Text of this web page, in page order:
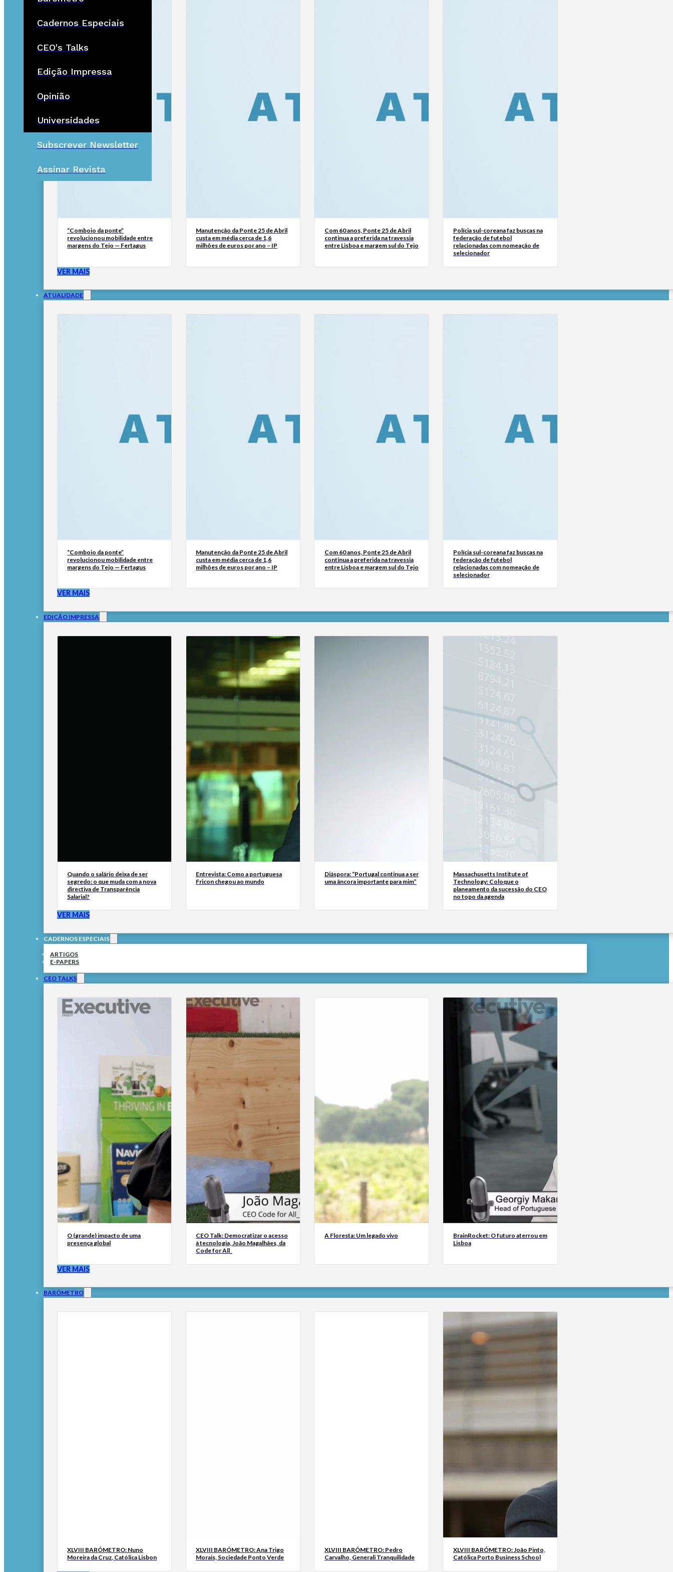
Cadernos Especiais
CEO's Talks
Edição Impressa
Opinião
Universidades
Subscrever Newsletter
Assinar Revista
“Comboio da ponte”
revolucionou mobilidade entre
margens do Tejo — Fertagus
Manutenção da Ponte 25 de Abril
custa em média cerca de 1,6
milhões de euros por ano – IP
Com 60 anos, Ponte 25 de Abril
continua a preferida na travessia
entre Lisboa e margem sul do Tejo
Polícia sul-coreana faz buscas na
federação de futebol
relacionadas com nomeação de
selecionador
VER MAIS
ATUALIDADE
“Comboio da ponte”
revolucionou mobilidade entre
margens do Tejo — Fertagus
Manutenção da Ponte 25 de Abril
custa em média cerca de 1,6
milhões de euros por ano – IP
Com 60 anos, Ponte 25 de Abril
continua a preferida na travessia
entre Lisboa e margem sul do Tejo
Polícia sul-coreana faz buscas na
federação de futebol
relacionadas com nomeação de
selecionador
VER MAIS
EDIÇÃO IMPRESSA
Quando o salário deixa de ser
segredo: o que muda com a nova
directiva de Transparência
Salarial?
Entrevista: Como a portuguesa
Fricon chegou ao mundo
Diáspora: “Portugal continua a ser
uma âncora importante para mim”
Massachusetts Institute of
Technology: Coloque o
planeamento da sucessão do CEO
no topo da agenda
VER MAIS
CADERNOS ESPECIAIS
ARTIGOS
E-PAPERS
CEO TALKS
O (grande) impacto de uma
presença global
CEO Talk: Democratizar o acesso
à tecnologia, João Magalhães, da
Code for All_
A Floresta: Um legado vivo
BrainRocket: O futuro aterrou em
Lisboa
VER MAIS
BARÓMETRO
XLVIII BARÓMETRO: Nuno
Moreira da Cruz, Católica Lisbon
XLVIII BARÓMETRO: Ana Trigo
Morais, Sociedade Ponto Verde
XLVIII BARÓMETRO: Pedro
Carvalho, Generali Tranquilidade
XLVIII BARÓMETRO: João Pinto,
Católica Porto Business School